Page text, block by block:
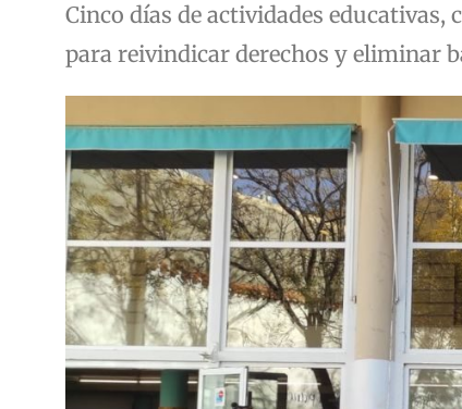
Cinco días de actividades
para reivindicar derechos y eliminar